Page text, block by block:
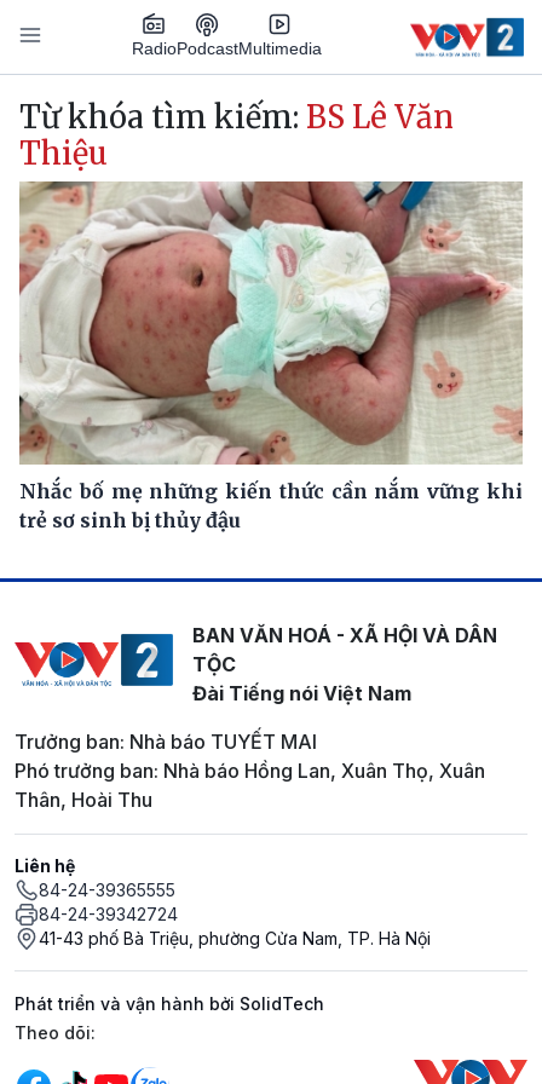
Nhảy đến nội dung
RadioPodcastMultimedia
Main navigation
Từ khóa tìm kiếm: BS Lê Văn
Thiệu
Nhắc bố mẹ những kiến thức cần nắm vững khi
trẻ sơ sinh bị thủy đậu
BAN VĂN HOÁ - XÃ HỘI VÀ DÂN
TỘC
Đài Tiếng nói Việt Nam
Trưởng ban: Nhà báo TUYẾT MAI
Phó trưởng ban: Nhà báo Hồng Lan, Xuân Thọ, Xuân
Thân, Hoài Thu
Liên hệ
84-24-39365555
84-24-39342724
41-43 phố Bà Triệu, phường Cửa Nam, TP. Hà Nội
Phát triển và vận hành bởi SolidTech
Mạng xã hội
Theo dõi: